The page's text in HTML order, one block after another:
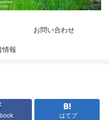
お問い合わせ
情報
はてブ